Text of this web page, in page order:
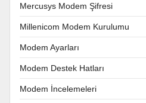
Mercusys Modem Şifresi
Millenicom Modem Kurulumu
Modem Ayarları
Modem Destek Hatları
Modem İncelemeleri